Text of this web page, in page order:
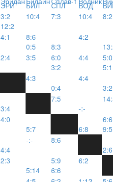
ЭРИ БИЛ СПЛ ВОД
3:2
12:2
10:4 7:3 10:4 8:2
4:1
8:6
0:5
8:3
4:2
2:4 3:5
6:0
3:2
4:4
5:0
5:1
4:3
0:4
4:4
3:2
3:4
7:5
-:-
4:0
5:7
6:8
6:6
9:5
4:4
-:-
8:6
2:6
2:3
5:14
5:9
6:6
6:2